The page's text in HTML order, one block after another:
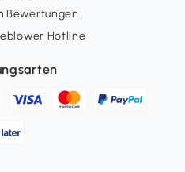
Bewertungen
Hotline